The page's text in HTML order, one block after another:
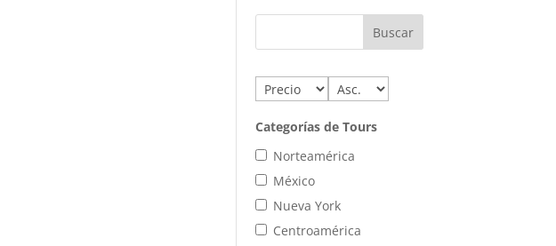
Categorías de Tours
Norteamérica
México
Nueva York
Centroamérica